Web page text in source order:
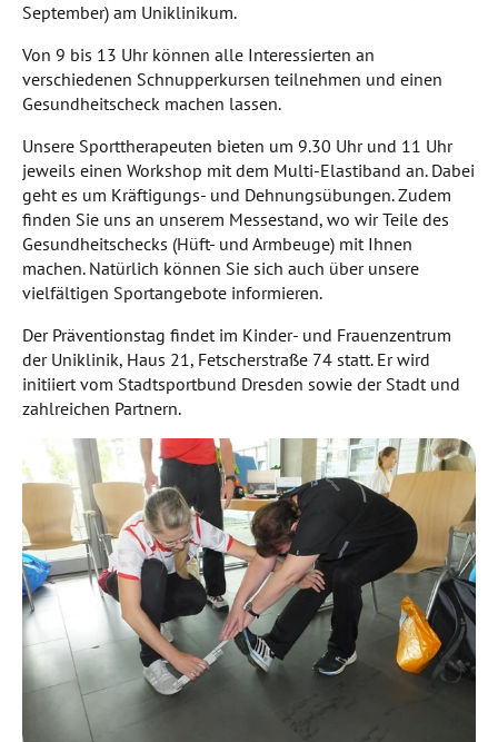
September) am Uniklinikum.
Von 9 bis 13 Uhr können alle Interessierten an
verschiedenen Schnupperkursen teilnehmen und einen
Gesundheitscheck machen lassen.
Unsere Sporttherapeuten bieten um 9.30 Uhr und 11 Uhr
jeweils einen Workshop mit dem Multi-Elastiband an. Dabei
geht es um Kräftigungs- und Dehnungsübungen. Zudem
finden Sie uns an unserem Messestand, wo wir Teile des
Gesundheitschecks (Hüft- und Armbeuge) mit Ihnen
machen. Natürlich können Sie sich auch über unsere
vielfältigen Sportangebote informieren.
Der Präventionstag findet im Kinder- und Frauenzentrum
der Uniklinik, Haus 21, Fetscherstraße 74 statt. Er wird
initiiert vom Stadtsportbund Dresden sowie der Stadt und
zahlreichen Partnern.